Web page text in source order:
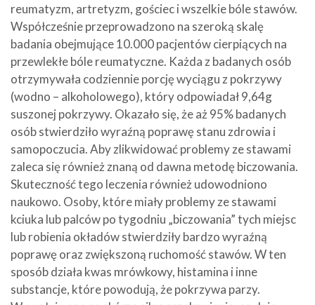
reumatyzm, artretyzm, gościec i wszelkie bóle stawów.
Współcześnie przeprowadzono na szeroką skalę
badania obejmujące 10.000 pacjentów cierpiących na
przewlekłe bóle reumatyczne. Każda z badanych osób
otrzymywała codziennie porcję wyciągu z pokrzywy
(wodno – alkoholowego), który odpowiadał 9,64g
suszonej pokrzywy. Okazało się, że aż 95% badanych
osób stwierdziło wyraźną poprawę stanu zdrowia i
samopoczucia. Aby zlikwidować problemy ze stawami
zaleca się również znaną od dawna metodę biczowania.
Skuteczność tego leczenia również udowodniono
naukowo. Osoby, które miały problemy ze stawami
kciuka lub palców po tygodniu „biczowania” tych miejsc
lub robienia okładów stwierdziły bardzo wyraźną
poprawę oraz zwiększoną ruchomość stawów. W ten
sposób działa kwas mrówkowy, histamina i inne
substancje, które powodują, że pokrzywa parzy.